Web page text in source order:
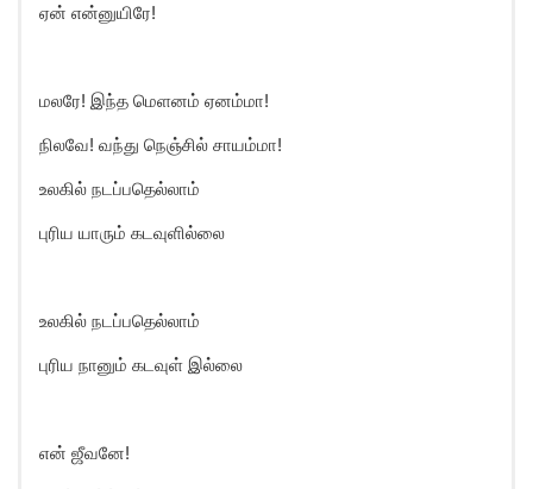
ஏன் என்னுயிரே!
மலரே! இந்த மெளனம் ஏனம்மா!
நிலவே! வந்து நெஞ்சில் சாயம்மா!
உலகில் நடப்பதெல்லாம்
புரிய யாரும் கடவுளில்லை
உலகில் நடப்பதெல்லாம்
புரிய நானும் கடவுள் இல்லை
என் ஜீவனே!